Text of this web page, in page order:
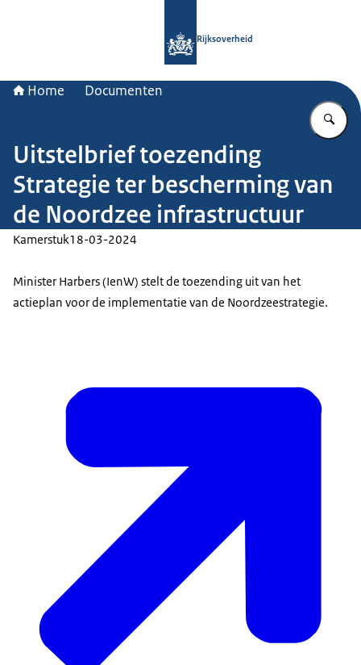
Rijksoverheid
Home Documenten
Uitstelbrief toezending
Strategie ter bescherming van
de Noordzee infrastructuur
Kamerstuk18-03-2024
Minister Harbers (IenW) stelt de toezending uit van het
actieplan voor de implementatie van de Noordzeestrategie.